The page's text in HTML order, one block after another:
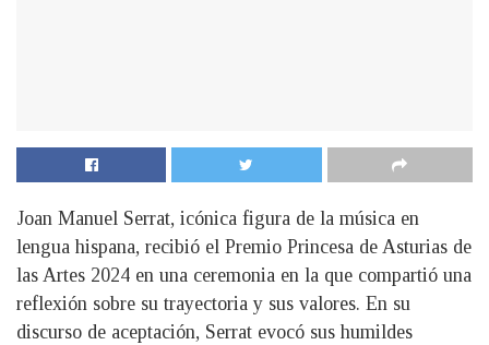
Joan Manuel Serrat, icónica figura de la música en
lengua hispana, recibió el Premio Princesa de Asturias de
las Artes 2024 en una ceremonia en la que compartió una
reflexión sobre su trayectoria y sus valores. En su
discurso de aceptación, Serrat evocó sus humildes